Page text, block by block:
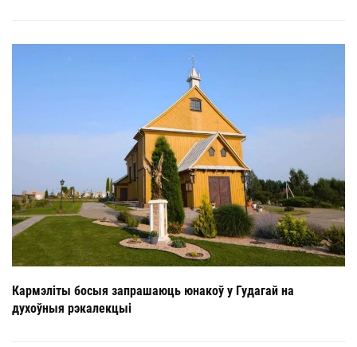
Кармэліты босыя запрашаюць юнакоў у Гудагай на
духоўныя рэкалекцыі